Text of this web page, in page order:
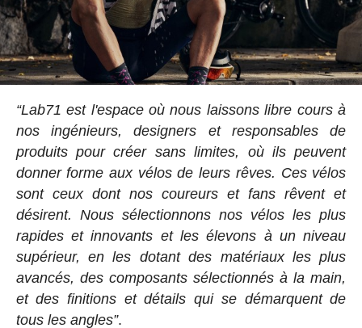
“Lab71 est l'espace où nous laissons libre cours à
nos ingénieurs, designers et responsables de
produits pour créer sans limites, où ils peuvent
donner forme aux vélos de leurs rêves. Ces vélos
sont ceux dont nos coureurs et fans rêvent et
désirent. Nous sélectionnons nos vélos les plus
rapides et innovants et les élevons à un niveau
supérieur, en les dotant des matériaux les plus
avancés, des composants sélectionnés à la main,
et des finitions et détails qui se démarquent de
tous les angles”.